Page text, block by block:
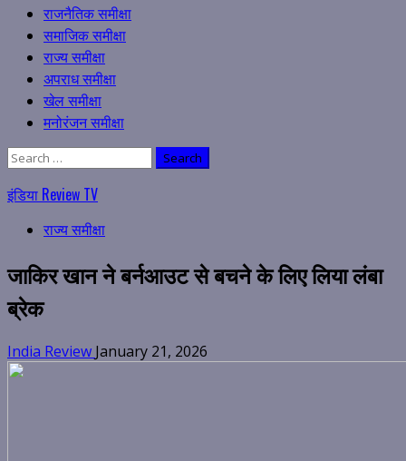
Primary
Menu
राजनैतिक समीक्षा
समाजिक समीक्षा
राज्य समीक्षा
अपराध समीक्षा
खेल समीक्षा
मनोरंजन समीक्षा
Search
इंडिया Review TV
राज्य समीक्षा
जाकिर खान ने बर्नआउट से बचने के लिए लिया लंबा
ब्रेक
India Review January 21, 2026